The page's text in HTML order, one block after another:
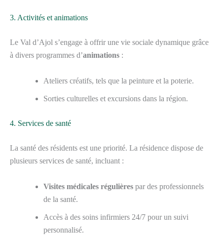
3. Activités et animations
Le Val d’Ajol s’engage à offrir une vie sociale dynamique grâce
à divers programmes d’animations :
Ateliers créatifs, tels que la peinture et la poterie.
Sorties culturelles et excursions dans la région.
4. Services de santé
La santé des résidents est une priorité. La résidence dispose de
plusieurs services de santé, incluant :
Visites médicales régulières par des professionnels
de la santé.
Accès à des soins infirmiers 24/7 pour un suivi
personnalisé.